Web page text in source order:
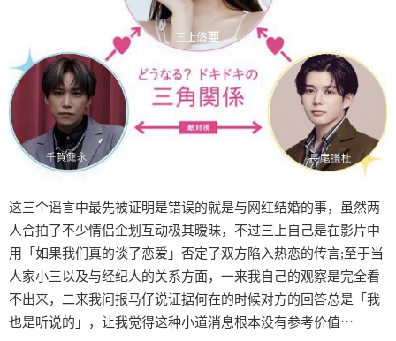
这三个谣言中最先被证明是错误的就是与网红结婚的事，虽然两
人合拍了不少情侣企划互动极其暧昧，不过三上自己是在影片中
用「如果我们真的谈了恋爱」否定了双方陷入热恋的传言;至于当
人家小三以及与经纪人的关系方面，一来我自己的观察是完全看
不出来，二来我问报马仔说证据何在的时候对方的回答总是「我
也是听说的」，让我觉得这种小道消息根本没有参考价值⋯